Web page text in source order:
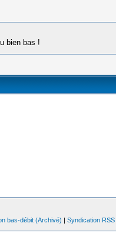
bien bas !
bas-débit (Archivé) |Syndication RSS